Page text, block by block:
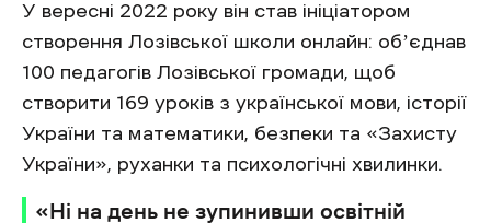
У вересні 2022 року він став ініціатором
створення Лозівської школи онлайн: обʼєднав
100 педагогів Лозівської громади, щоб
створити 169 уроків з української мови, історії
України та математики, безпеки та «Захисту
України», руханки та психологічні хвилинки.
«Ні на день не зупинивши освітній